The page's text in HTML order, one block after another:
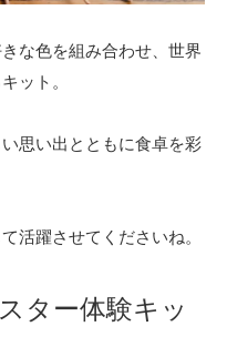
な色を組み合わせ、世界
ット。
思い出とともに食卓を彩
活躍させてくださいね。
ター体験キッ